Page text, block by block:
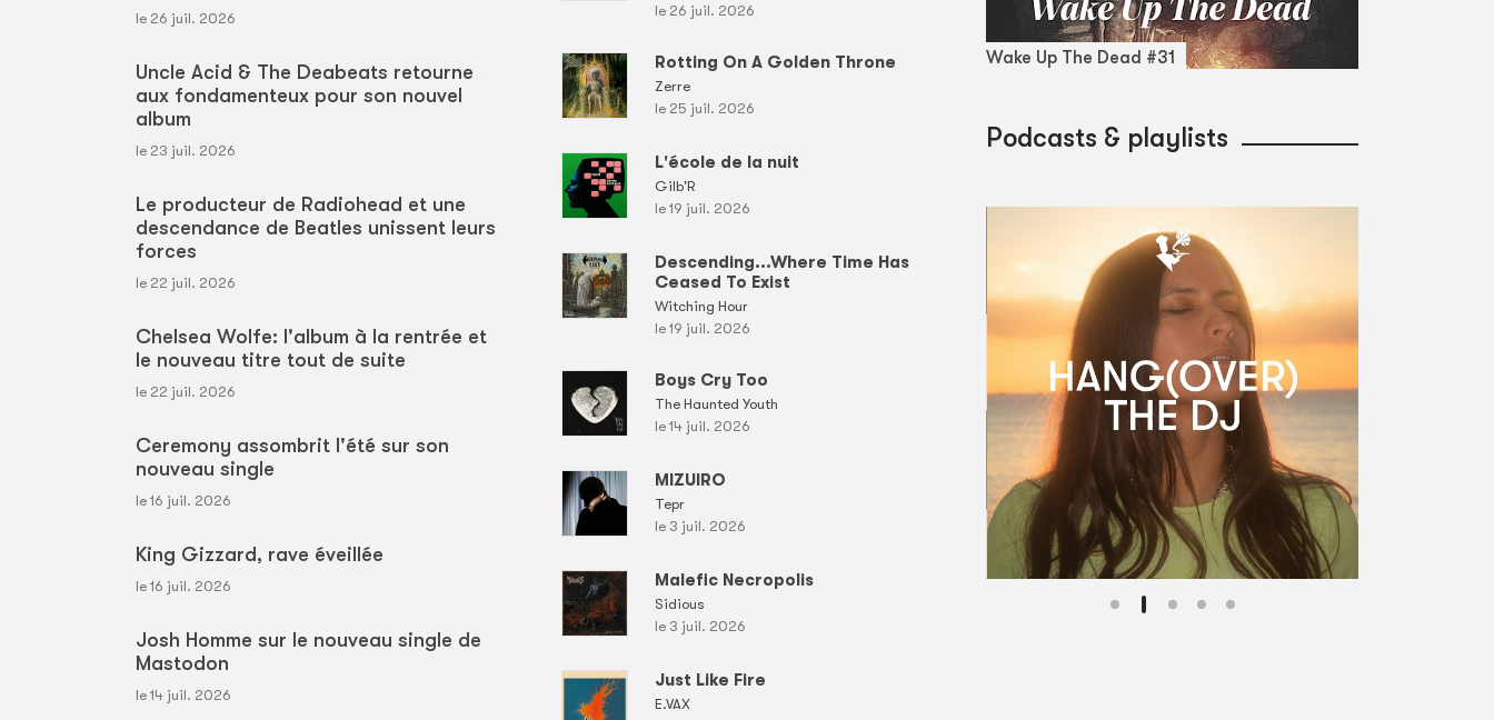
le 26 juil. 2026
Uncle Acid & The Deabeats retourne
aux fondamenteux pour son nouvel
album
le 23 juil. 2026
Le producteur de Radiohead et une
descendance de Beatles unissent leurs
forces
le 22 juil. 2026
Chelsea Wolfe: l'album à la rentrée et
le nouveau titre tout de suite
le 22 juil. 2026
Ceremony assombrit l'été sur son
nouveau single
le 16 juil. 2026
King Gizzard, rave éveillée
le 16 juil. 2026
Josh Homme sur le nouveau single de
Mastodon
le 14 juil. 2026
le 26 juil. 2026
Rotting On A Golden Throne
Zerre
le 25 juil. 2026
L'école de la nuit
Gilb'R
le 19 juil. 2026
Descending...Where Time Has
Ceased To Exist
Witching Hour
le 19 juil. 2026
Boys Cry Too
The Haunted Youth
le 14 juil. 2026
MIZUIRO
Tepr
le 3 juil. 2026
Malefic Necropolis
Sidious
le 3 juil. 2026
Just Like Fire
E.VAX
Wake Up The Dead #31
Podcasts & playlists